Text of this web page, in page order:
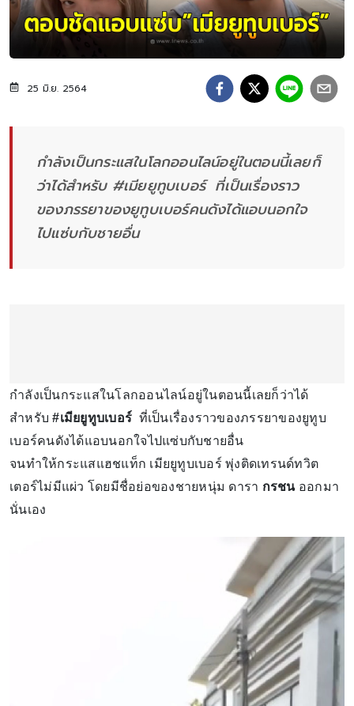
25 มิ.ย. 2564
กำลังเป็นกระแสในโลกออนไลน์อยู่ในตอนนี้เลยก็
ว่าได้สำหรับ #เมียยูทูบเบอร์ ที่เป็นเรื่องราว
ของภรรยาของยูทูบเบอร์คนดังได้แอบนอกใจ
ไปแซ่บกับชายอื่น
กำลังเป็นกระแสในโลกออนไลน์อยู่ในตอนนี้เลยก็ว่าได้
สำหรับ#เมียยูทูบเบอร์ ที่เป็นเรื่องราวของภรรยาของยูทูบ
เบอร์คนดังได้แอบนอกใจไปแซ่บกับชายอื่น
จนทำให้กระแสแฮชแท็ก เมียยูทูบเบอร์ พุ่งติดเทรนด์ทวิต
เตอร์ไม่มีแผ่ว โดยมีชื่อย่อของชายหนุ่ม ดารา กรชนออกมา
นั่นเอง